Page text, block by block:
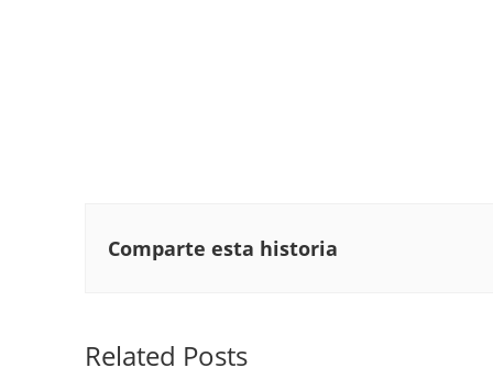
Comparte esta historia
Related Posts